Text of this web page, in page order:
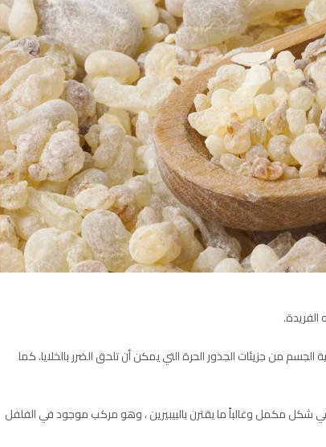
من جزيئات الجذور الحرة التي يمكن أن تلحق الضرر بالخلايا. كما
في شكل مكمل وغالباً ما يقترن بالبيبيرين ، وهو مركب موجود في الفلفل